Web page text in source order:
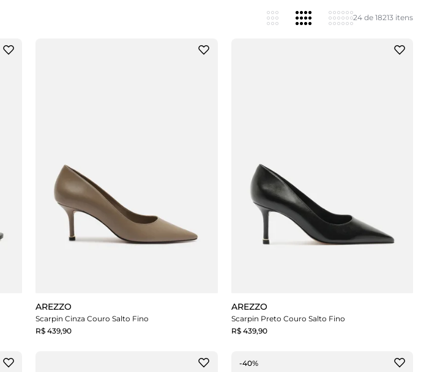
24 de 18213 itens
AREZZO
Scarpin Cinza Couro Salto Fino
R$ 439,90
AREZZO
Scarpin Preto Couro Salto Fino
R$ 439,90
-40%